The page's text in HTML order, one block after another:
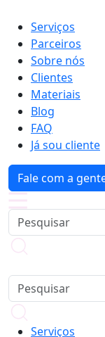
Serviços
Parceiros
Sobre nós
Clientes
Materiais
Blog
FAQ
Já sou cliente
Fale com a
Serviços